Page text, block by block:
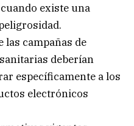
existe una
las campañas de
deberían
específicamente a los
electrónicos